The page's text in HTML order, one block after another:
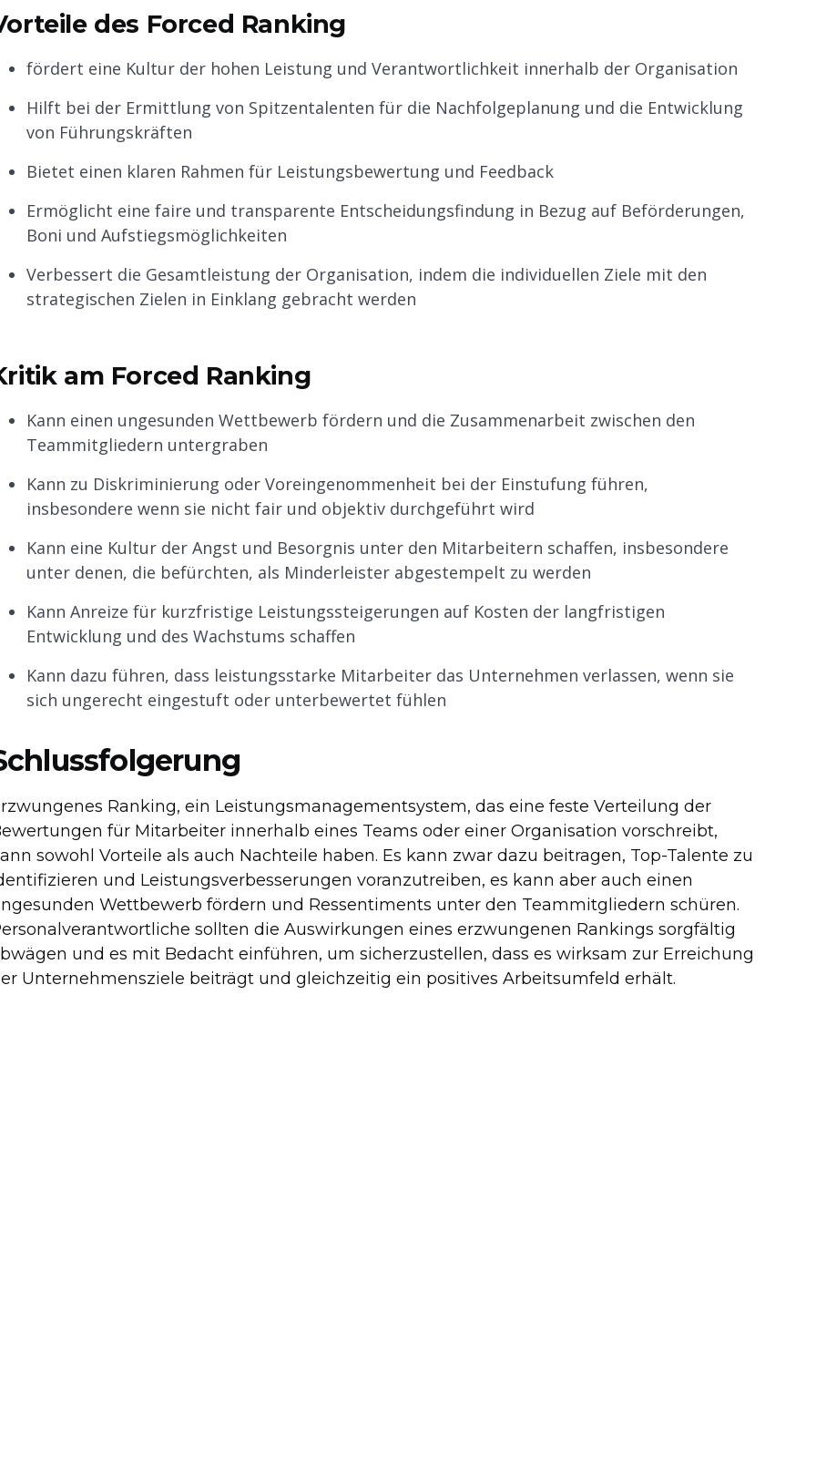
des Forced Ranking
fördert eine Kultur der hohen Leistung und Verantwortlichkeit innerhalb der Organisation
Hilft bei der Ermittlung von Spitzentalenten für die Nachfolgeplanung und die Entwicklung
von Führungskräften
Bietet einen klaren Rahmen für Leistungsbewertung und Feedback
Ermöglicht eine faire und transparente Entscheidungsfindung in Bezug auf Beförderungen,
Boni und Aufstiegsmöglichkeiten
Verbessert die Gesamtleistung der Organisation, indem die individuellen Ziele mit den
strategischen Zielen in Einklang gebracht werden
am Forced Ranking
Kann einen ungesunden Wettbewerb fördern und die Zusammenarbeit zwischen den
Teammitgliedern untergraben
Kann zu Diskriminierung oder Voreingenommenheit bei der Einstufung führen,
insbesondere wenn sie nicht fair und objektiv durchgeführt wird
Kann eine Kultur der Angst und Besorgnis unter den Mitarbeitern schaffen, insbesondere
unter denen, die befürchten, als Minderleister abgestempelt zu werden
Kann Anreize für kurzfristige Leistungssteigerungen auf Kosten der langfristigen
Entwicklung und des Wachstums schaffen
Kann dazu führen, dass leistungsstarke Mitarbeiter das Unternehmen verlassen, wenn sie
sich ungerecht eingestuft oder unterbewertet fühlen
Ranking, ein Leistungsmanagementsystem, das eine feste Verteilung der
für Mitarbeiter innerhalb eines Teams oder einer Organisation vorschreibt,
sowohl Vorteile als auch Nachteile haben. Es kann zwar dazu beitragen, Top-Talente zu
und Leistungsverbesserungen voranzutreiben, es kann aber auch einen
Wettbewerb fördern und Ressentiments unter den Teammitgliedern schüren.
sollten die Auswirkungen eines erzwungenen Rankings sorgfältig
und es mit Bedacht einführen, um sicherzustellen, dass es wirksam zur Erreichung
Unternehmensziele beiträgt und gleichzeitig ein positives Arbeitsumfeld erhält.